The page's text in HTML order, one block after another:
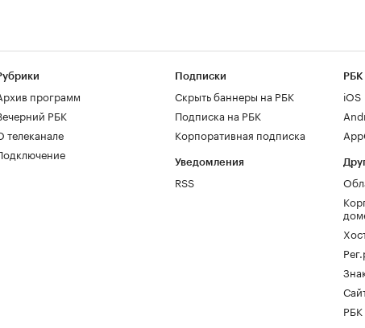
программ
РБК
телеканале
Подписки
Скрыть баннеры на РБК
Подписка на РБК
Корпоративная подписка
Уведомления
RSS
РБК
iOS